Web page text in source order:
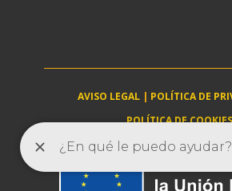
AVISO LEGAL | POLÍTICA DE
POLÍTICA DE COOKIES